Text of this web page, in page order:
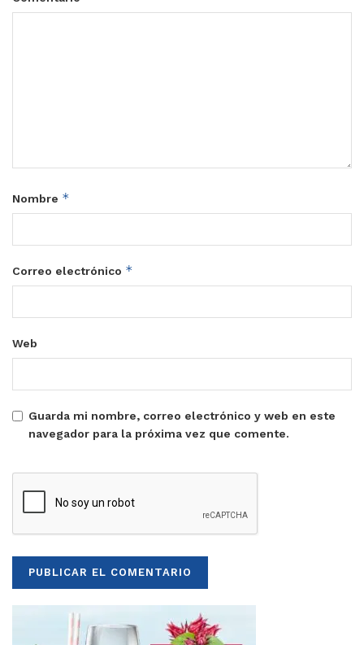
Nombre *
Correo electrónico *
Web
Guarda mi nombre, correo electrónico y web en este
navegador para la próxima vez que comente.